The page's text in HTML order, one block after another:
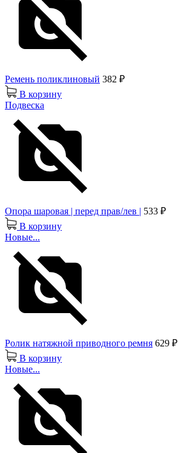
Ремень поликлиновый 382 ₽
В корзину
Подвеска
Опора шаровая | перед прав/лев | 533 ₽
В корзину
Новые...
Ролик натяжной приводного ремня 629 ₽
В корзину
Новые...